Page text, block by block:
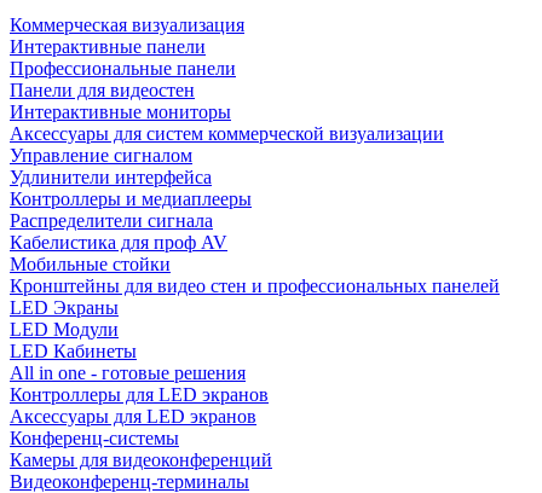
Коммерческая визуализация
Интерактивные панели
Профессиональные панели
Панели для видеостен
Интерактивные мониторы
Аксессуары для систем коммерческой визуализации
Управление сигналом
Удлинители интерфейса
Контроллеры и медиаплееры
Распределители сигнала
Кабелистика для проф AV
Мобильные стойки
Кронштейны для видео стен и профессиональных панелей
LED Экраны
LED Модули
LED Кабинеты
All in one - готовые решения
Контроллеры для LED экранов
Аксессуары для LED экранов
Конференц-системы
Камеры для видеоконференций
Видеоконференц-терминалы